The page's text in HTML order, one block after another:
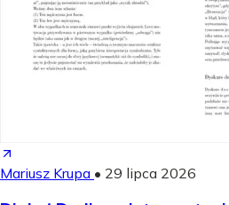
Mariusz Krupa • 29 lipca 2026